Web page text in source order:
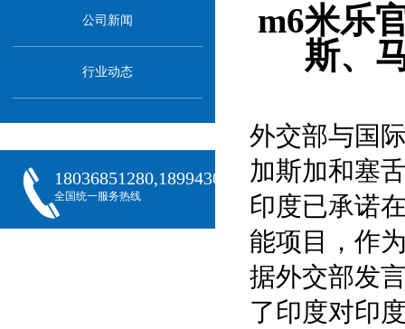
公司新闻
行业动态
18036851280,18994301288,18068407382
全国统一服务热线
m6米乐
斯、
外交部与国
加斯加和塞
印度已承诺
能项目，作
据外交部发
了印度对印